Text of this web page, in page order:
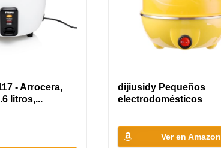
- Arrocera,
litros,...
dijiusidy Pequeños
electrodomésticos
Ver en Amazon